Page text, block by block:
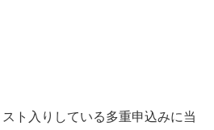
ト入りしている多重申込みに当